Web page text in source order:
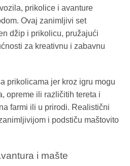
prikolice i avanture
Ovaj zanimljivi set
džip i prikolicu, pružajući
za kreativnu i zabavnu
prikolicama jer kroz igru mogu
opreme ili različitih tereta i
farmi ili u prirodi. Realistični
i podstiču maštovito
i mašte